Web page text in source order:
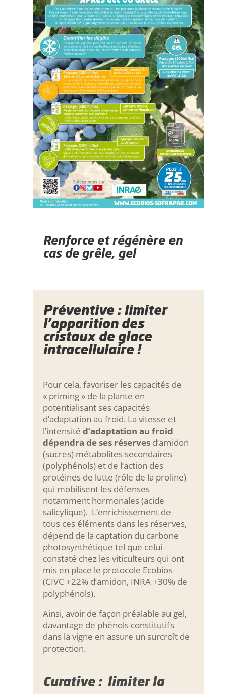
Renforce et régénère en
cas de grêle, gel
Préventive : limiter
l’apparition des
cristaux de glace
intracellulaire !
Pour cela, favoriser les capacités de
« priming » de la plante en
potentialisant ses capacités
d’adaptation au froid. La vitesse et
l’intensité d’adaptation au froid
dépendra de ses réservesd’amidon
(sucres) métabolites secondaires
(polyphénols) et de l’action des
protéines de lutte (rôle de la proline)
qui mobilisent les défenses
notamment hormonales (acide
salicylique). L’enrichissement de
tous ces éléments dans les réserves,
dépend de la captation du carbone
photosynthétique tel que celui
constaté chez les viticulteurs qui ont
mis en place le protocole Ecobios
(CIVC +22% d’amidon, INRA +30% de
polyphénols).
Ainsi, avoir de façon préalable au gel,
davantage de phénols constitutifs
dans la vigne en assure un surcroît de
protection.
Curative : limiter la